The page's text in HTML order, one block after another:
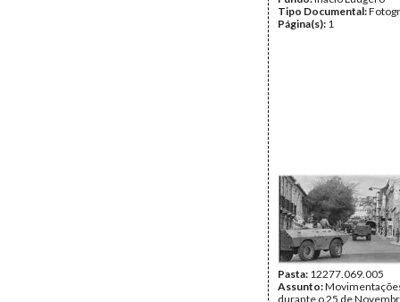
Tipo Documental:
Página(s): 1
Pasta: 12277.069.005
Assunto:
durante o 25 de